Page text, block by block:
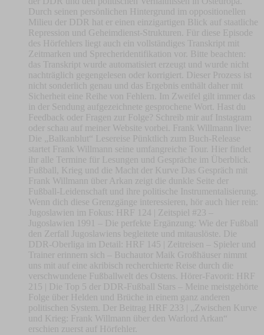
Durch seinen persönlichen Hintergrund im oppositionellen
Milieu der DDR hat er einen einzigartigen Blick auf staatliche
Repression und Geheimdienst-Strukturen. Für diese Episode
des Hörfehlers liegt auch ein vollständiges Transkript mit
Zeitmarken und Sprecheridentifikation vor. Bitte beachten:
das Transkript wurde automatisiert erzeugt und wurde nicht
nachträglich gegengelesen oder korrigiert. Dieser Prozess ist
nicht sonderlich genau und das Ergebnis enthält daher mit
Sicherheit eine Reihe von Fehlern. Im Zweifel gilt immer das
in der Sendung aufgezeichnete gesprochene Wort. Hast du
Feedback oder Fragen zur Folge? Schreib mir auf Instagram
oder schau auf meiner Website vorbei. Frank Willmann live:
Die „Balkanblut“ Lesereise Pünktlich zum Buch-Release
startet Frank Willmann seine umfangreiche Tour. Hier findet
ihr alle Termine für Lesungen und Gespräche im Überblick.
Fußball, Krieg und die Macht der Kurve Das Gespräch mit
Frank Willmann über Arkan zeigt die dunkle Seite der
Fußball-Leidenschaft und ihre politische Instrumentalisierung.
Wenn dich diese Grenzgänge interessieren, hör auch hier rein:
Jugoslawien im Fokus: HRF 124 | Zeitspiel #23 –
Jugoslawien 1991 – Die perfekte Ergänzung: Wie der Fußball
den Zerfall Jugoslawiens begleitete und mitauslöste. Die
DDR-Oberliga im Detail: HRF 145 | Zeitreisen – Spieler und
Trainer erinnern sich – Buchautor Maik Großhäuser nimmt
uns mit auf eine akribisch recherchierte Reise durch die
verschwundene Fußballwelt des Ostens. Hörer-Favorit: HRF
215 | Die Top 5 der DDR-Fußball Stars – Meine meistgehörte
Folge über Helden und Brüche in einem ganz anderen
politischen System. Der Beitrag HRF 233 | „Zwischen Kurve
und Krieg: Frank Willmann über den Warlord Arkan“
erschien zuerst auf Hörfehler.